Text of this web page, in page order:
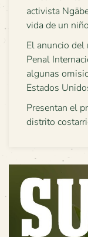
activista
vida de un
El anuncio del
Penal
algunas
Estados
Presentan el
distrito